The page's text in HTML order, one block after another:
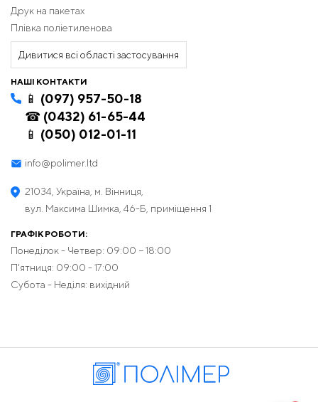
Друк на пакетах
Плівка поліетиленова
Дивитися всі області застосування
НАШІ КОНТАКТИ
📱 (097) 957-50-18
☎ (0432) 61-65-44
📱 (050) 012-01-11
info@polimer.ltd
21034, Україна, м. Вінниця,
вул. Максима Шимка, 46-Б, приміщення 1
ГРАФІК РОБОТИ:
Понеділок - Четвер: 09:00 − 18:00
П'ятниця: 09:00 - 17:00
Субота - Неділя: вихідний